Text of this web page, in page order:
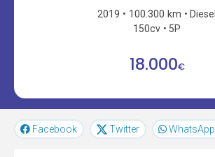
2019 100.300 km
Diesel
150cv
5P
18.000€
Facebook Twitter WhatsApp